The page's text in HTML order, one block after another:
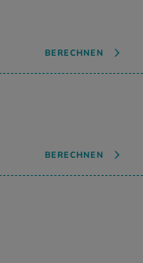
BERECHNEN
BERECHNEN